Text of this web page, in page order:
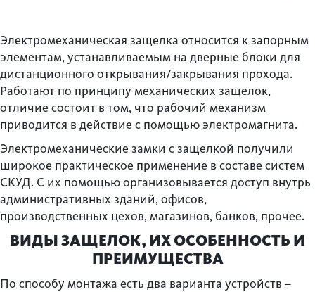
Электромеханическая защелка относится к запорным
элементам, устанавливаемым на дверные блоки для
дистанционного открывания/закрывания прохода.
Работают по принципу механических защелок,
отличие состоит в том, что рабочий механизм
приводится в действие с помощью электромагнита.
Электромеханические замки с защелкой получили
широкое практическое применение в составе систем
СКУД. С их помощью организовывается доступ внутрь
административных зданий, офисов,
производственных цехов, магазинов, банков, прочее.
ВИДЫ ЗАЩЕЛОК, ИХ ОСОБЕННОСТЬ И
ПРЕИМУЩЕСТВА
По способу монтажа есть два варианта устройств –